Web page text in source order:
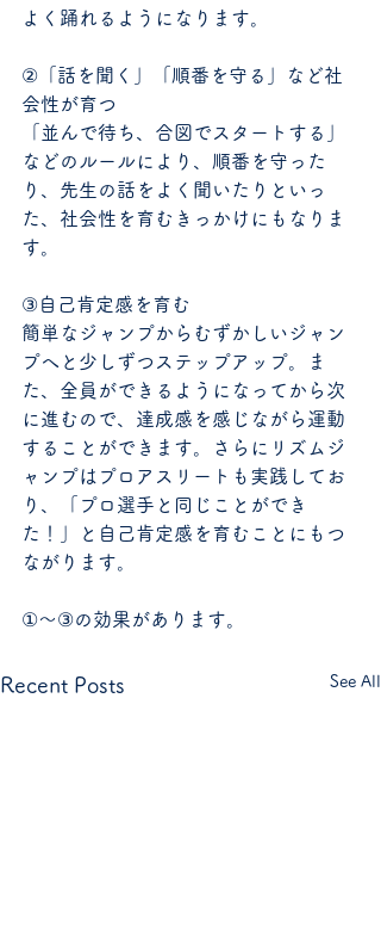
よく踊れるようになります。
②「話を聞く」「順番を守る」など社
会性が育つ
「並んで待ち、合図でスタートする」
などのルールにより、順番を守った
り、先生の話をよく聞いたりといっ
た、社会性を育むきっかけにもなりま
す。
③自己肯定感を育む
簡単なジャンプからむずかしいジャン
プへと少しずつステップアップ。ま
た、全員ができるようになってから次
に進むので、達成感を感じながら運動
することができます。さらにリズムジ
ャンプはプロアスリートも実践してお
り、「プロ選手と同じことができ
た！」と自己肯定感を育むことにもつ
ながります。
①～③の効果があります。
Recent Posts See All